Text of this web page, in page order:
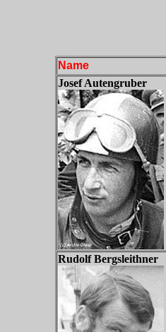
Name
Josef Autengruber
Rudolf Bergsleithner